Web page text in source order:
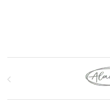
Marcas De Carrusel